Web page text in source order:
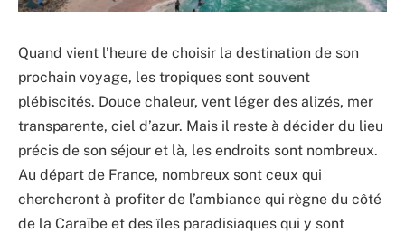
Quand vient l’heure de choisir la destination de son
prochain voyage, les tropiques sont souvent
plébiscités. Douce chaleur, vent léger des alizés, mer
transparente, ciel d’azur. Mais il reste à décider du lieu
précis de son séjour et là, les endroits sont nombreux.
Au départ de France, nombreux sont ceux qui
chercheront à profiter de l’ambiance qui règne du côté
de la Caraïbe et des îles paradisiaques qui y sont